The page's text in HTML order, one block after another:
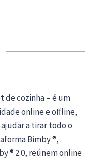
de cozinha – é um
online e offline,
a tirar todo o
Bimby ®,
® 2.0, reúnem online